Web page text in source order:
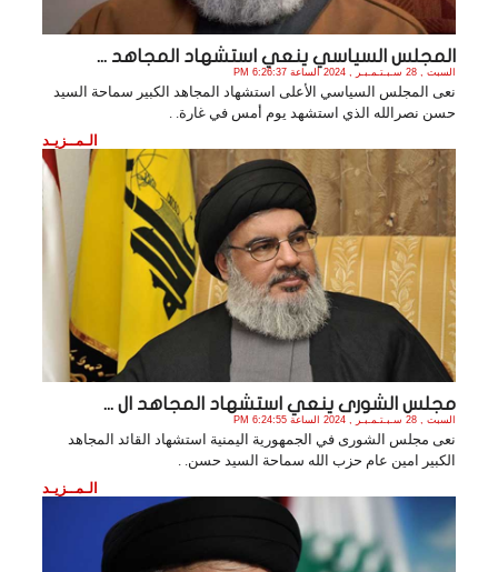
المجلس السياسي ينعي استشهاد المجاهد ...
السبت , 28 سـبـتـمـبـر , 2024 الساعة 6:26:37 PM
نعى المجلس السياسي الأعلى استشهاد المجاهد الكبير سماحة السيد
حسن نصرالله الذي استشهد يوم أمس في غارة. .
الـمــزيـد
مجلس الشورى ينعي استشهاد المجاهد ال ...
السبت , 28 سـبـتـمـبـر , 2024 الساعة 6:24:55 PM
نعى مجلس الشورى في الجمهورية اليمنية استشهاد القائد المجاهد
الكبير امين عام حزب الله سماحة السيد حسن. .
الـمــزيـد